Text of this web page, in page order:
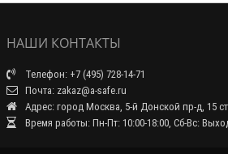
НАШИ КОНТАКТЫ
Телефон: +7 (495) 728-14-71
Почта: zakaz@a-safe.ru
Адрес: город Москва, 5-й Донской пр-д, 15
Время работы: Пн-Пт: 10:00-18:00, Сб-Вс: